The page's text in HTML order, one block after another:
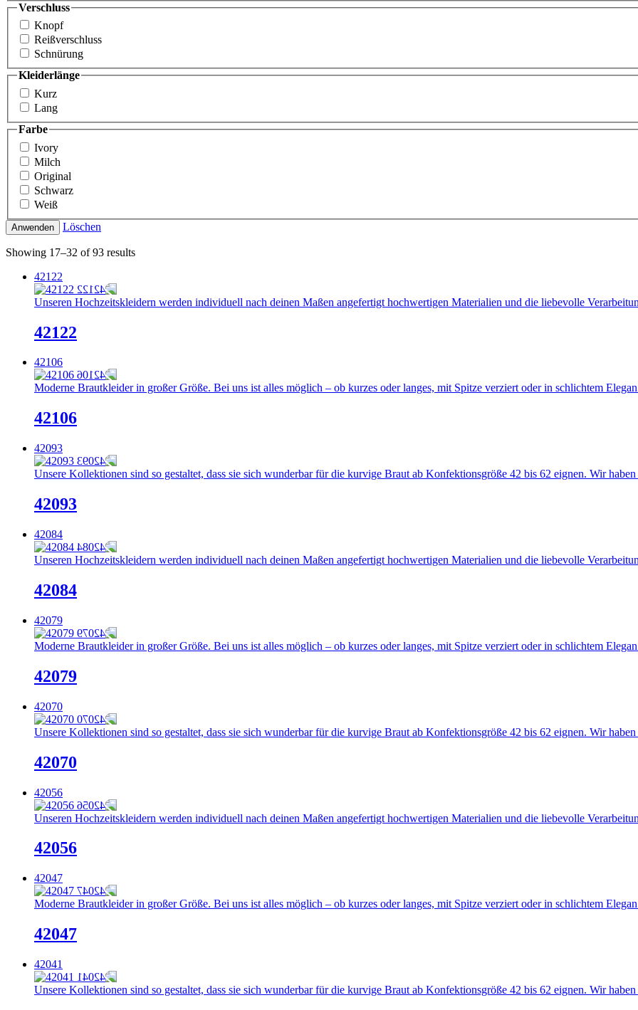
Verschluss
Knopf
Reißverschluss
Schnürung
Kleiderlänge
Kurz
Lang
Farbe
Ivory
Milch
Original
Schwarz
Weiß
Anwenden Löschen
Showing 17–32 of 93 results
42122
Unseren Hochzeitskleidern werden individuell nach deinen Maßen angefertigt hochwertigen Materialien und die liebevolle
42122
42106
Moderne Brautkleider in großer Größe. Bei uns ist alles möglich – ob kurzes oder langes, mit Spitze verziert oder in schlichtem
42106
42093
Unsere Kollektionen sind so gestaltet, dass sie sich wunderbar für die kurvige Braut ab Konfektionsgröße 42 bis 62 eignen. Wir haben
42093
42084
Unseren Hochzeitskleidern werden individuell nach deinen Maßen angefertigt hochwertigen Materialien und die liebevolle
42084
42079
Moderne Brautkleider in großer Größe. Bei uns ist alles möglich – ob kurzes oder langes, mit Spitze verziert oder in schlichtem
42079
42070
Unsere Kollektionen sind so gestaltet, dass sie sich wunderbar für die kurvige Braut ab Konfektionsgröße 42 bis 62 eignen. Wir haben
42070
42056
Unseren Hochzeitskleidern werden individuell nach deinen Maßen angefertigt hochwertigen Materialien und die liebevolle
42056
42047
Moderne Brautkleider in großer Größe. Bei uns ist alles möglich – ob kurzes oder langes, mit Spitze verziert oder in schlichtem
42047
42041
Unsere Kollektionen sind so gestaltet, dass sie sich wunderbar für die kurvige Braut ab Konfektionsgröße 42 bis 62 eignen. Wir haben